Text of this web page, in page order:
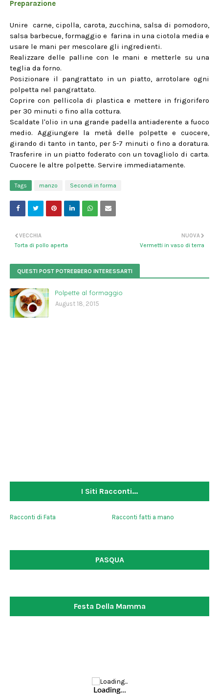
Preparazione
Unire carne, cipolla, carota, zucchina, salsa di pomodoro,
salsa barbecue, formaggio e farina in una ciotola media e
usare le mani per mescolare gli ingredienti.
Realizzare delle palline con le mani e metterle su una
teglia da forno.
Posizionare il pangrattato in un piatto, arrotolare ogni
polpetta nel pangrattato.
Coprire con pellicola di plastica e mettere in frigorifero
per 30 minuti o fino alla cottura.
Scaldate l'olio in una grande padella antiaderente a fuoco
medio. Aggiungere la metà delle polpette e cuocere,
girando di tanto in tanto, per 5-7 minuti o fino a doratura.
Trasferire in un piatto foderato con un tovagliolo di carta.
Cuocere le altre polpette. Servire immediatamente.
Tags manzo Secondi in forma
NUOVA
Vermetti in vaso di terra
VECCHIA
Torta di pollo aperta
QUESTI POST POTREBBERO INTERESSARTI
Polpette al formaggio
August 18, 2015
I Siti Racconti...
Racconti di Fata Racconti fatti a mano
PASQUA
Festa Della Mamma
Loading...